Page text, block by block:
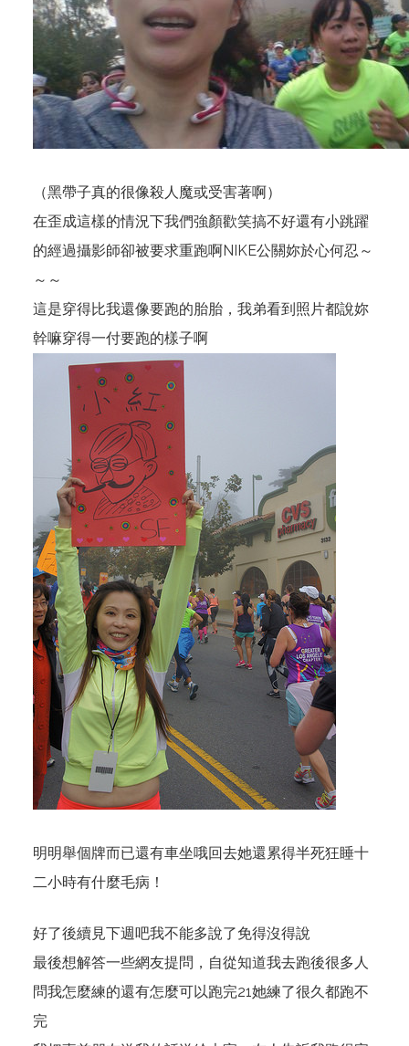
（黑帶子真的很像殺人魔或受害著啊）
在歪成這樣的情況下我們強顏歡笑搞不好還有小跳躍
的經過攝影師卻被要求重跑啊NIKE公關妳於心何忍～
～～
這是穿得比我還像要跑的胎胎，我弟看到照片都說妳
幹嘛穿得一付要跑的樣子啊
明明舉個牌而已還有車坐哦回去她還累得半死狂睡十
二小時有什麼毛病！
好了後續見下週吧我不能多說了免得沒得說
最後想解答一些網友提問，自從知道我去跑後很多人
問我怎麼練的還有怎麼可以跑完21她練了很久都跑不
完